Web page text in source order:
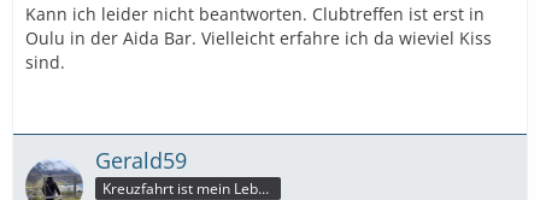
Kann ich leider nicht beantworten. Clubtreffen ist erst in
Oulu in der Aida Bar. Vielleicht erfahre ich da wieviel Kiss
sind.
Gerald59
Kreuzfahrt ist mein Leben